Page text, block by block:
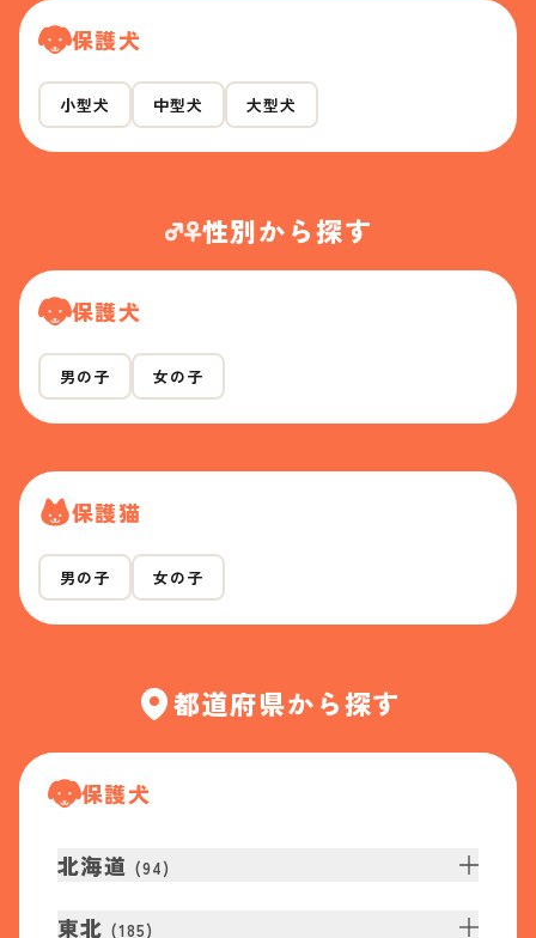
保護犬
小型犬 中型犬 大型犬
性別から探す
保護犬
男の子 女の子
保護猫
男の子 女の子
都道府県から探す
保護犬
北海道 (94)
東北 (185)